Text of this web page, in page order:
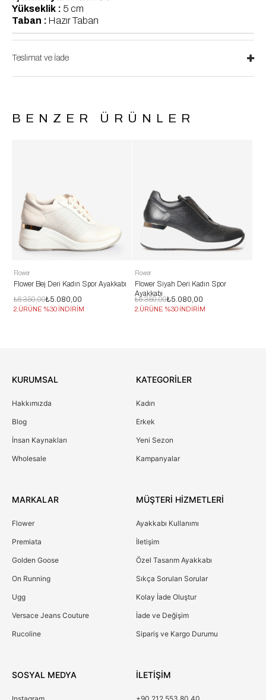
Yükseklik : 5 cm
Taban : Hazır Taban
Teslimat ve İade
BENZER ÜRÜNLER
Bej Deri Kadın Spor Ayakkabı
₺5.080,00
%30 İNDİRİM
Flower Siyah Deri Kadın Spor
₺5.080,00
₺6.350,00
2.ÜRÜNE %30 İNDİRİM
Flower
KURUMSAL
Hakkımızda
Blog
İnsan Kaynakları
Wholesale
KATEGORİLER
Kadın
Erkek
Yeni Sezon
Kampanyalar
MARKALAR
Flower
Premiata
Golden Goose
On Running
Ugg
Versace Jeans Couture
Rucoline
MÜŞTERİ HİZMETLERİ
Ayakkabı Kullanımı
İletişim
Özel Tasarım Ayakkabı
Sıkça Sorulan Sorular
Kolay İade Oluştur
İade ve Değişim
Sipariş ve Kargo Durumu
SOSYAL MEDYA İLETİŞİM